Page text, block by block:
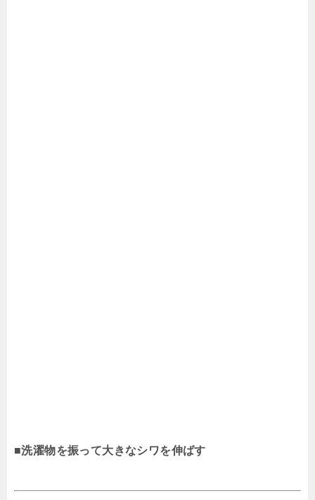
■洗濯物を振って大きなシワを伸ばす